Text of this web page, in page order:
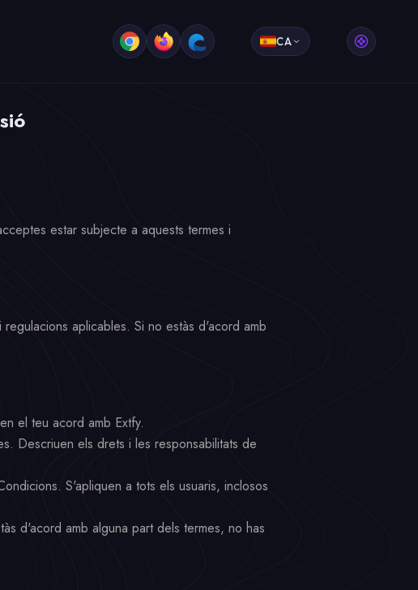
CA
estar subjecte a aquests termes i
aplicables. Si no estàs d'acord amb
el teu acord amb Extfy.
Descriuen els drets i les responsabilitats de
S'apliquen a tots els usuaris, inclosos
d'acord amb alguna part dels termes, no has